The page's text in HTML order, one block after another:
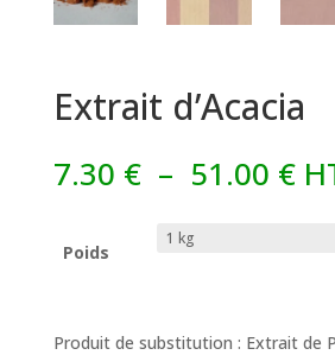
Extrait d’Acacia
7.30 € – 51.00 €
de
Poids
Produit de substitution : Extrait de